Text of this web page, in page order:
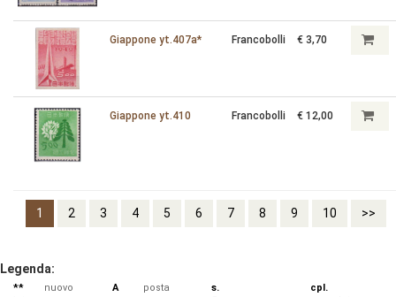
Giappone yt.407a* Francobolli € 3,70
Giappone yt.410 Francobolli € 12,00
1 2 3 4 5 6 7 8 9 10 >>
Legenda:
**
nuovo
A
posta
s.
cpl.